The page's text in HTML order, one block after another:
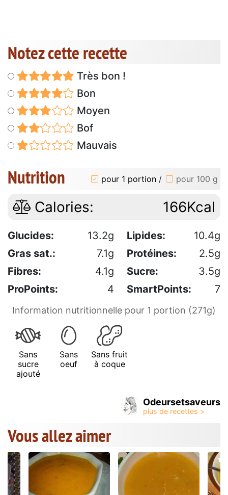
Notez cette recette
Très bon !
Bon
Moyen
Bof
Mauvais
Nutrition pour 1 portion / pour 100 g
Calories: 166Kcal
Glucides: 13.2g Lipides:
10.4g
Gras sat.:
7.1g Protéines:
2.5g
Fibres:
4.1g Sucre:
3.5g
ProPoints:
4 SmartPoints: 7
Information nutritionnelle pour 1 portion (271g)
Sans
sucre
ajouté
Sans
oeuf
Sans fruit
à coque
Odeursetsaveurs
Vous allez aimer